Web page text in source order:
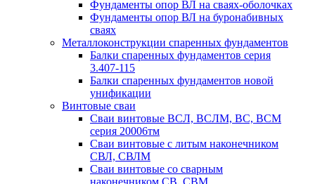
Фундаменты опор ВЛ на сваях-оболочках
Фундаменты опор ВЛ на буронабивных
сваях
Металлоконструкции спаренных фундаментов
Балки спаренных фундаментов серия
3.407-115
Балки спаренных фундаментов новой
унификации
Винтовые сваи
Сваи винтовые ВСЛ, ВСЛМ, ВС, ВСМ
серия 20006тм
Сваи винтовые с литым наконечником
СВЛ, СВЛМ
Сваи винтовые со сварным
наконечником СВ, СВМ